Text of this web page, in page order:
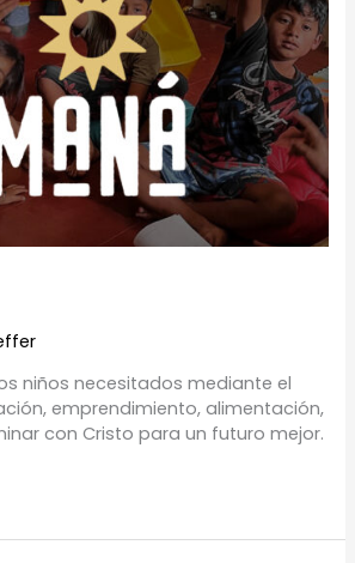
niños necesitados mediante el
emprendimiento, alimentación,
con Cristo para un futuro mejor.